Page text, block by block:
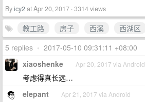
Byicy2at Apr 20, 2017 · 3314 views
教工路 房子 西溪
西湖区
5 replies • 2017-05-10 09:31:11 +08:00
xiaoshenke Apr 20, 2017 via Android
考虑得真长远…
elepant Apr 21, 2017 via Android